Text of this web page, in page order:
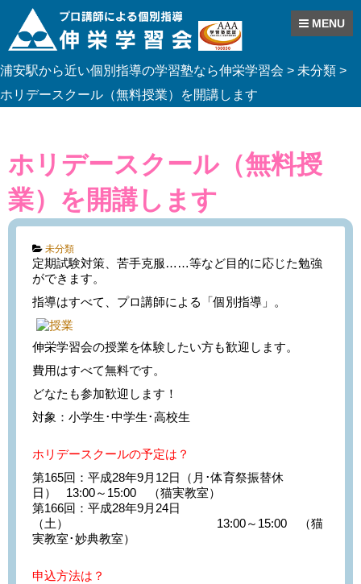
Skip
to
content
MENU
浦安駅から近い個別指導の学習塾なら伸栄学習会 > 未分類 >
ホリデースクール（無料授業）を開講します
ホリデースクール（無料授
業）を開講します
Categories:
未分類
定期試験対策、苦手克服……等など目的に応じた勉強
ができます。
指導はすべて、プロ講師による「個別指導」。
伸栄学習会の授業を体験したい方も歓迎します。
費用はすべて無料です。
どなたも参加歓迎します！
対象：小学生･中学生･高校生
ホリデースクールの予定は？
第165回：平成28年9月12日（月･体育祭振替休
日） 13:00～15:00 （猫実教室）
第166回：平成28年9月24日
（土） 13:00～15:00 （猫
実教室･妙典教室）
申込方法は？